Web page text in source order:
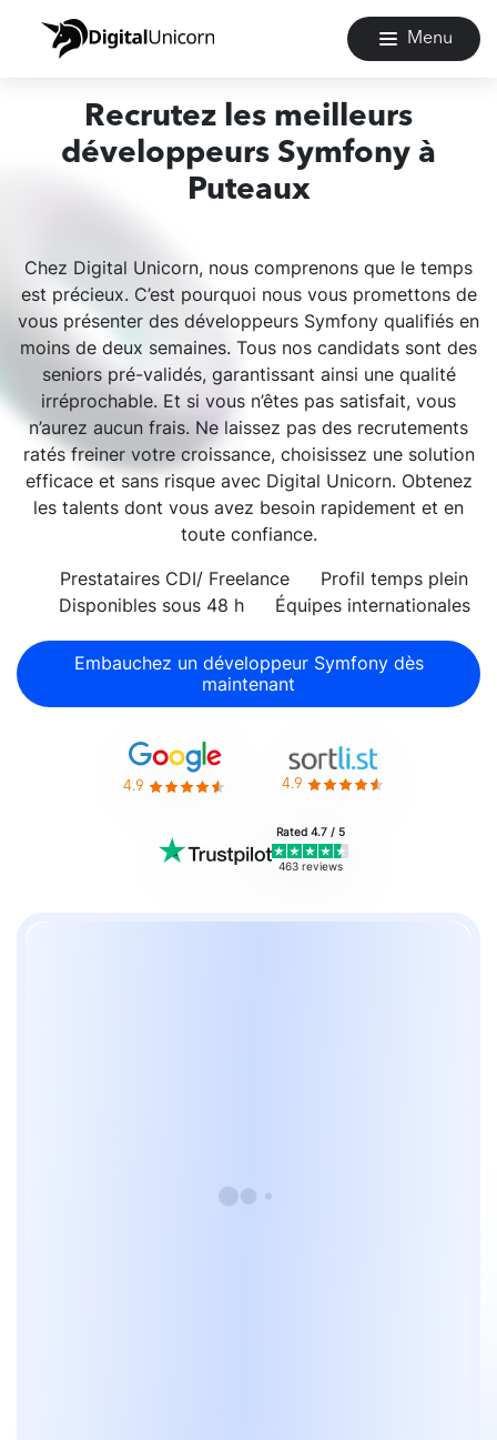
Menu
Recrutez les meilleurs
développeurs Symfony à
Puteaux
Chez Digital Unicorn, nous comprenons que le temps
est précieux. C’est pourquoi nous vous promettons de
vous présenter des développeurs Symfony qualifiés en
moins de deux semaines. Tous nos candidats sont des
seniors pré-validés, garantissant ainsi une qualité
irréprochable. Et si vous n’êtes pas satisfait, vous
n’aurez aucun frais. Ne laissez pas des recrutements
ratés freiner votre croissance, choisissez une solution
efficace et sans risque avec Digital Unicorn. Obtenez
les talents dont vous avez besoin rapidement et en
toute confiance.
Prestataires CDI/ Freelance
Profil temps plein
Disponibles sous 48 h
Équipes internationales
Embauchez un développeur Symfony dès
maintenant
4.9 4.9
Rated 4.7 / 5
463 reviews